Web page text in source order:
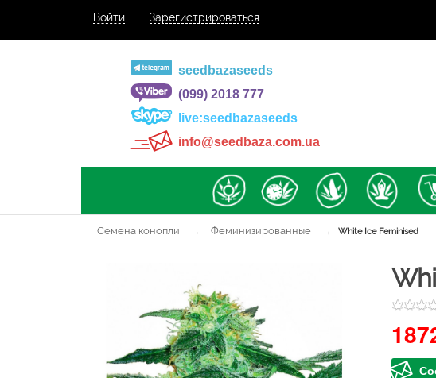
Войти Зарегистрироваться
seedbazaseeds
(099) 2018 777
live:seedbazaseeds
info@seedbaza.com.ua
Семена конопли → Феминизированные → White Ice Feminised